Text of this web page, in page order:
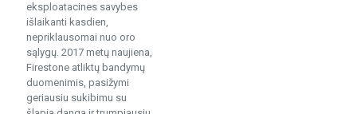
eksploatacines savybes
išlaikanti kasdien,
nepriklausomai nuo oro
sąlygų. 2017 metų naujiena,
Firestone atliktų bandymų
duomenimis, pasižymi
geriausiu sukibimu su